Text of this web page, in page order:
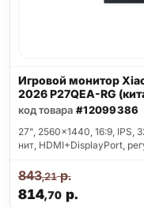
Игровой монитор
2026 P27QEA-RG
код товара #12099386
27", 2560x1440, 16:9, IPS,
нит, HDMI+DisplayPort,
814,70р.
843,21р.